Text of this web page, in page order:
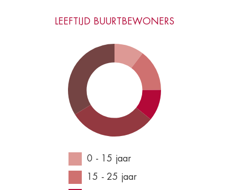
LEEFTIJD BUURTBEWONERS
0 - 15 jaar
15 - 25 jaar